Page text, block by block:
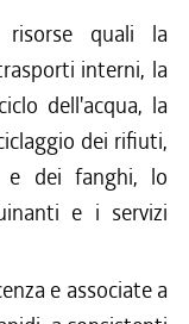
quali la
interni, la
dell'acqua, la
dei rifiuti,
e dei fanghi, lo
e i servizi
e associate a